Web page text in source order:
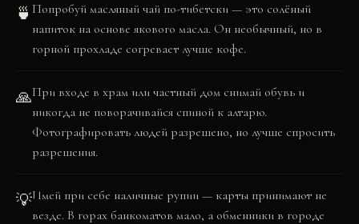
🍵 Попробуй масляный чай по-тибетски — это солёный
напиток на основе якового масла. Он необычный, но в
горной прохладе согревает лучше кофе.
🙏При входе в храм или частный дом снимай обувь и
никогда не поворачивайся спиной к алтарю.
Фотографировать людей разрешено, но лучше спросить
разрешения.
💡Имей при себе наличные рупии — карты принимают не
везде. В горах банкоматов мало, а обменники в городе